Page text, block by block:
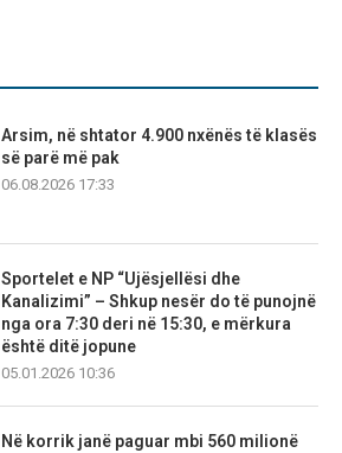
Arsim, në shtator 4.900 nxënës të klasës
së parë më pak
06.08.2026 17:33
Sportelet e NP “Ujësjellësi dhe
Kanalizimi” – Shkup nesër do të punojnë
nga ora 7:30 deri në 15:30, e mërkura
është ditë jopune
05.01.2026 10:36
Në korrik janë paguar mbi 560 milionë